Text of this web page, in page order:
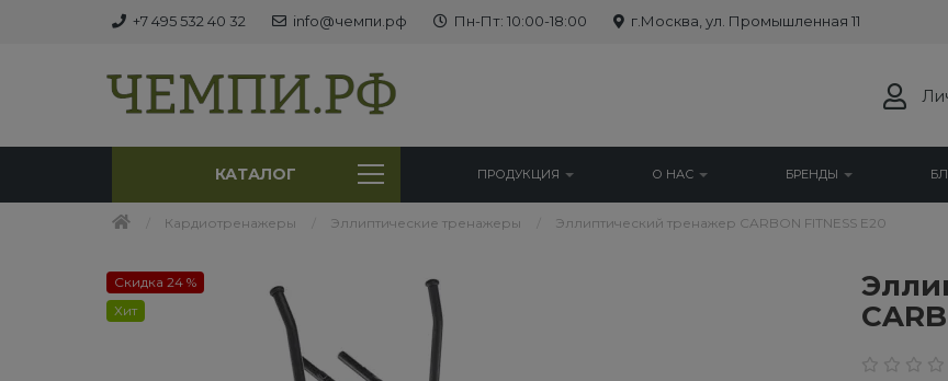
+7 495 532 40 32 info@чемпи.рф Пн-Пт: 10:00-18:00 г.Москва, ул. Промышленная 11
КАТАЛОГ ПРОДУКЦИЯ О НАС БРЕНДЫ
Кардиотренажеры Эллиптические тренажеры Эллиптический тренажер CARBON FITNESS E20
Скидка 24 %
Хит